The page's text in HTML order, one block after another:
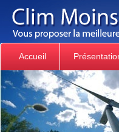
Accueil